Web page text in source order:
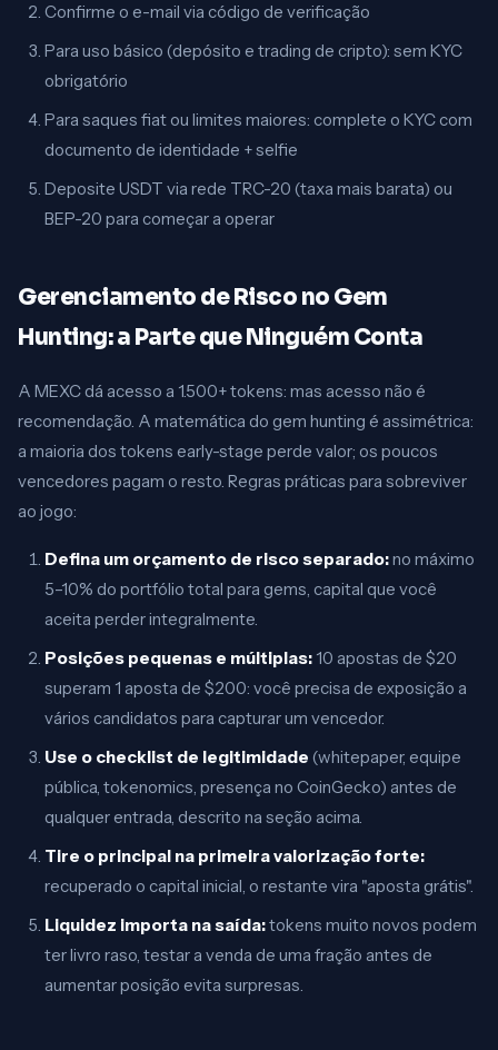
Confirme o e-mail via código de verificação
Para uso básico (depósito e trading de cripto): sem KYC
obrigatório
Para saques fiat ou limites maiores: complete o KYC com
documento de identidade + selfie
Deposite USDT via rede TRC-20 (taxa mais barata) ou
BEP-20 para começar a operar
Gerenciamento de Risco no Gem
Hunting: a Parte que Ninguém Conta
A MEXC dá acesso a 1.500+ tokens: mas acesso não é
recomendação. A matemática do gem hunting é assimétrica:
a maioria dos tokens early-stage perde valor; os poucos
vencedores pagam o resto. Regras práticas para sobreviver
ao jogo:
Defina um orçamento de risco separado:no máximo
5–10% do portfólio total para gems, capital que você
aceita perder integralmente.
Posições pequenas e múltiplas: 10 apostas de $20
superam 1 aposta de $200: você precisa de exposição a
vários candidatos para capturar um vencedor.
Use o checklist de legitimidade (whitepaper, equipe
pública, tokenomics, presença no CoinGecko) antes de
qualquer entrada, descrito na seção acima.
Tire o principal na primeira valorização forte:
recuperado o capital inicial, o restante vira "aposta grátis".
Liquidez importa na saída:tokens muito novos podem
ter livro raso, testar a venda de uma fração antes de
aumentar posição evita surpresas.